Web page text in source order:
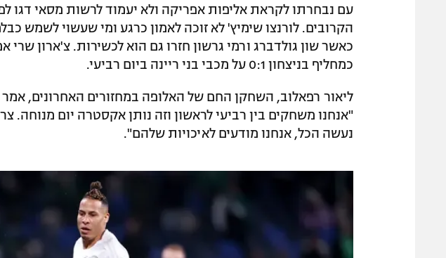
עם נבחרתו לקראת אליפות אפריקה ולא יעמוד לרשות מסאי דגו
הקרובים. לורנצו שימיץ' לא זוכה לאמון כרגע ומי שעשוי לשמש
כמחליף בניצחון 0:1 על מכבי בני ריינה ביום רביעי.
ליאור רפאלוב, השחקן החם של האלופה במחזורים האחרונים,
"אנחנו משחקים בין רביעי לראשון וזה נותן אקסטרה יום מנוחה.
נעשה הכל, אנחנו מודעים לאיכויות שלהם".